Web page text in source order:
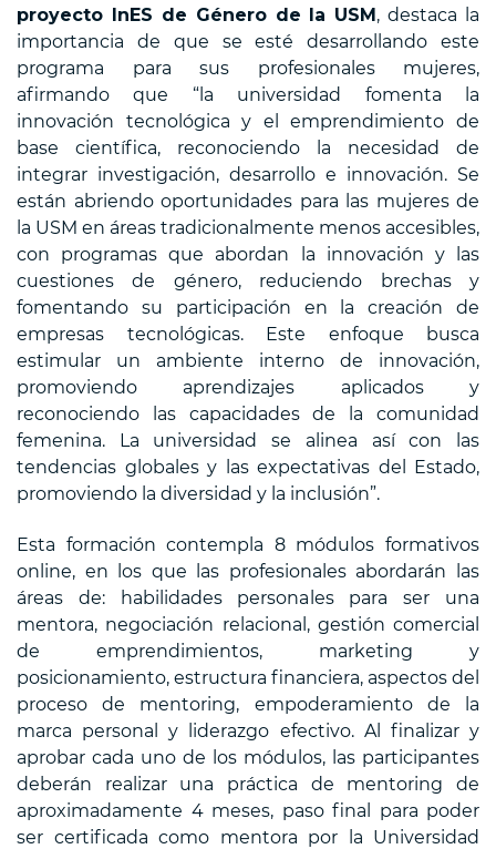
proyecto InES de Género de la USM, destaca la
importancia de que se esté desarrollando este
programa para sus profesionales mujeres,
afirmando que “la universidad fomenta la
innovación tecnológica y el emprendimiento de
base científica, reconociendo la necesidad de
integrar investigación, desarrollo e innovación. Se
están abriendo oportunidades para las mujeres de
la USM en áreas tradicionalmente menos accesibles,
con programas que abordan la innovación y las
cuestiones de género, reduciendo brechas y
fomentando su participación en la creación de
empresas tecnológicas. Este enfoque busca
estimular un ambiente interno de innovación,
promoviendo aprendizajes aplicados y
reconociendo las capacidades de la comunidad
femenina. La universidad se alinea así con las
tendencias globales y las expectativas del Estado,
promoviendo la diversidad y la inclusión”.
Esta formación contempla 8 módulos formativos
online, en los que las profesionales abordarán las
áreas de: habilidades personales para ser una
mentora, negociación relacional, gestión comercial
de emprendimientos, marketing y
posicionamiento, estructura financiera, aspectos del
proceso de mentoring, empoderamiento de la
marca personal y liderazgo efectivo. Al finalizar y
aprobar cada uno de los módulos, las participantes
deberán realizar una práctica de mentoring de
aproximadamente 4 meses, paso final para poder
ser certificada como mentora por la Universidad